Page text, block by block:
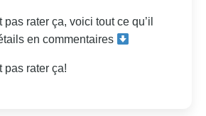
pas rater ça, voici tout ce qu’il
en commentaires
pas rater ça!